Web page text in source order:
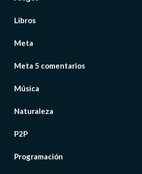
Libros
Meta
Meta 5 comentarios
Música
Naturaleza
P2P
Programación